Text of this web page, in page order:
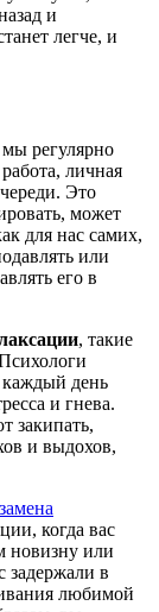
и
легче, и
мы регулярно
личная
Это
может
для нас самих,
или
его в
, такие
каждый день
и гнева.
закипать,
и выдохов,
замена
когда вас
новизну или
задержали в
любимой